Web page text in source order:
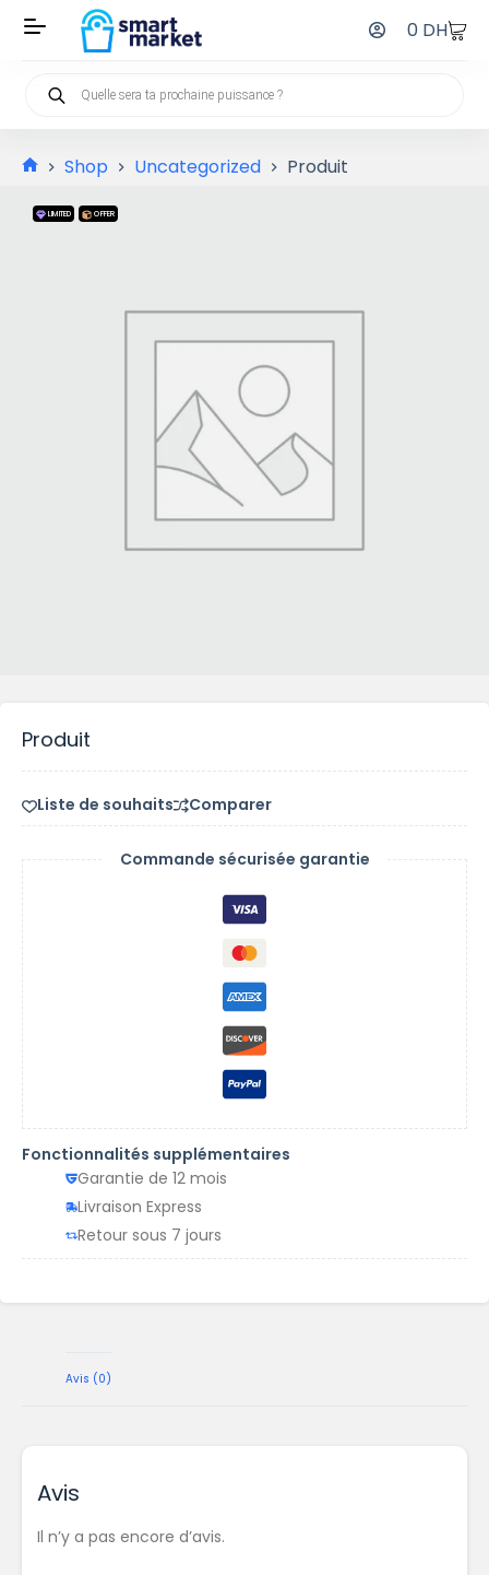
0 DH
Shop Uncategorized Produit
LIMITED OFFER
Produit
Liste de souhaits Comparer
Commande sécurisée garantie
Fonctionnalités supplémentaires
Garantie de 12 mois
Livraison Express
Retour sous 7 jours
Avis (0)
Avis
Il n’y a pas encore d’avis.